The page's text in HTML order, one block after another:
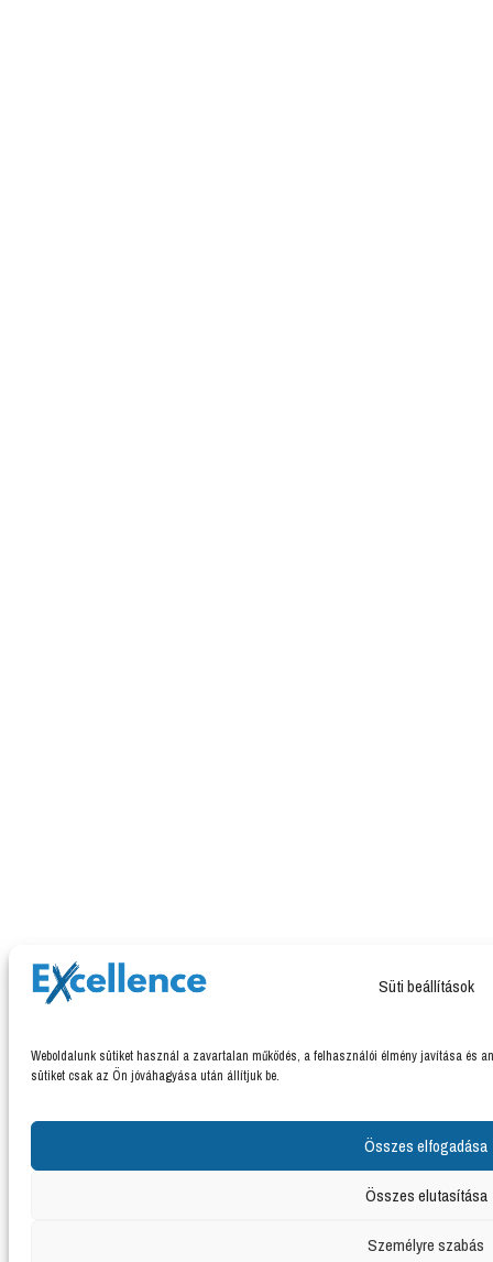
Süti beállítások
Weboldalunk sütiket használ a zavartalan működés, a felhasználói élmény javítása és
sütiket csak az Ön jóváhagyása után állítjuk be.
Összes elfogadása
Összes elutasítása
Személyre szabás